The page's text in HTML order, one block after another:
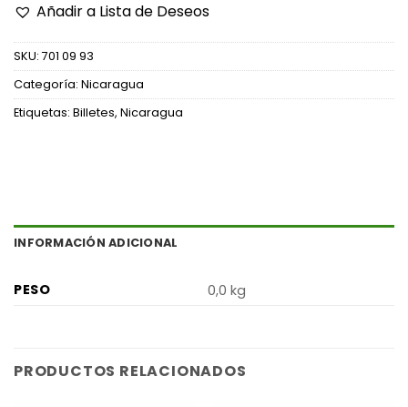
Añadir a Lista de Deseos
SKU: 701 09 93
Categoría: Nicaragua
Etiquetas: Billetes, Nicaragua
INFORMACIÓN ADICIONAL
PESO 0,0 kg
PRODUCTOS RELACIONADOS